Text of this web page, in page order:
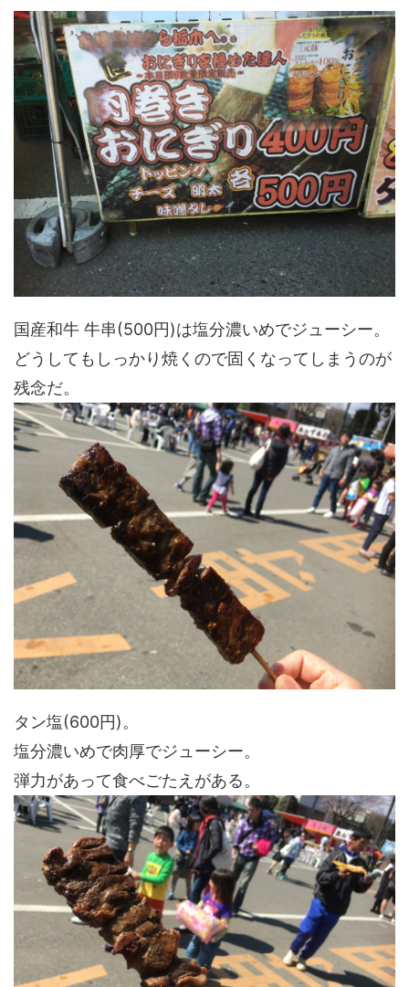
国産和牛 牛串(500円)は塩分濃いめでジューシー。
どうしてもしっかり焼くので固くなってしまうのが
残念だ。
タン塩(600円)。
塩分濃いめで肉厚でジューシー。
弾力があって食べごたえがある。